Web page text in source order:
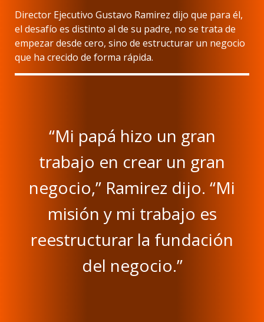
Director Ejecutivo Gustavo Ramirez dijo que para él,
el desafío es distinto al de su padre, no se trata de
empezar desde cero, sino de estructurar un negocio
que ha crecido de forma rápida.
“Mi papá hizo un gran
trabajo en crear un gran
negocio,” Ramirez dijo. “Mi
misión y mi trabajo es
reestructurar la fundación
del negocio.”